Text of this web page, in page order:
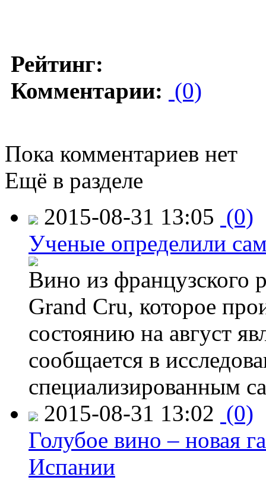
Рейтинг:
Комментарии: (0)
Пока комментариев нет
Ещё в разделе
2015-08-31 13:05 (0)
Ученые определили
Вино из французского
Grand Cru, которое
состоянию на август
сообщается в
специализированным
2015-08-31 13:02 (0)
Голубое вино – новая
Испании